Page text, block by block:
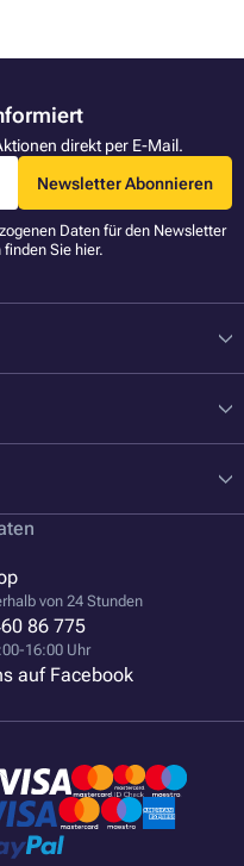
direkt per E-Mail.
Newsletter Abonnieren
Daten für den Newsletter
finden Sie hier.
von 24 Stunden
86 775
16:00 Uhr
auf Facebook